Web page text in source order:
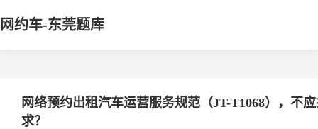
网约车-东莞题库
网络预约出租汽车运营服务规范（JT-T1068），不
求？